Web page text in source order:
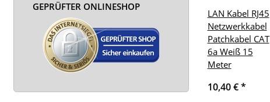
LAN Kabel RJ45
Netzwerkkabel
Patchkabel CAT
6a Weiß 15
Meter
10,40 €*
GEPRÜFTER ONLINESHOP